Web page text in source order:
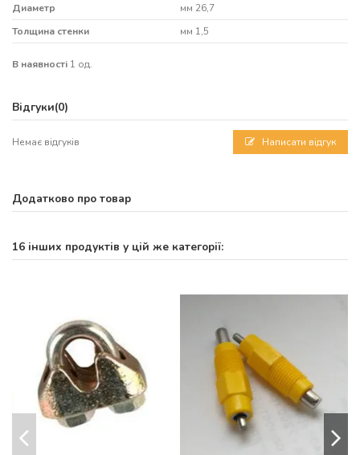
Диаметр
мм 26,7
Толщина стенки
мм 1,5
В наявності 1 од.
Відгуки(0)
Немає відгуків Написати відгук
Додатково про товар
16 інших продуктів у цій же категорії: